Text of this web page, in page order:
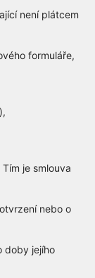
není plátcem
formuláře,
je smlouva
nebo o
doby jejího